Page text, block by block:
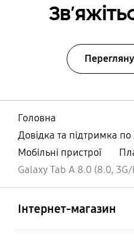
Головна
Довідка та підтримка по
Мобільні пристрої
Galaxy Tab A 8.0 (8.0,
Інтернет-магазин